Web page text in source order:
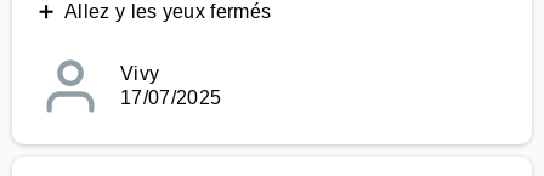
➕ Allez y les yeux fermés
Vivy
17/07/2025